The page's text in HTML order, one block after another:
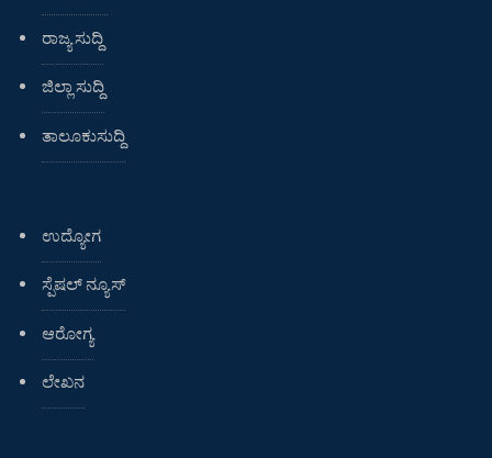
ರಾಜ್ಯ ಸುದ್ದಿ
ಜಿಲ್ಲಾ ಸುದ್ದಿ
ತಾಲೂಕುಸುದ್ದಿ
ಉದ್ಯೋಗ
ಸ್ಪೆಷಲ್ ನ್ಯೂಸ್
ಆರೋಗ್ಯ
ಲೇಖನ